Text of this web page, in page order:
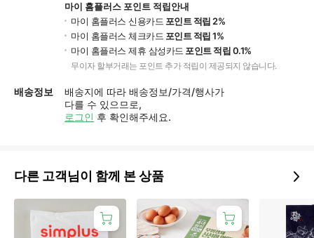
마이 홈플러스 포인트 적립안내
마이 홈플러스 신용카드 포인트 적립 2%
마이 홈플러스 체크카드 포인트 적립 1%
마이 홈플러스 제휴 삼성카드 포인트 적립 0.1%
무이자 할부거래는 포인트 추가 적립이 제공되지 않습니다.
배송정보
배송지에 따라 배송정보/가격/행사가
다를 수 있으므로,
로그인 후 확인해주세요.
다른 고객님이 함께 본 상품